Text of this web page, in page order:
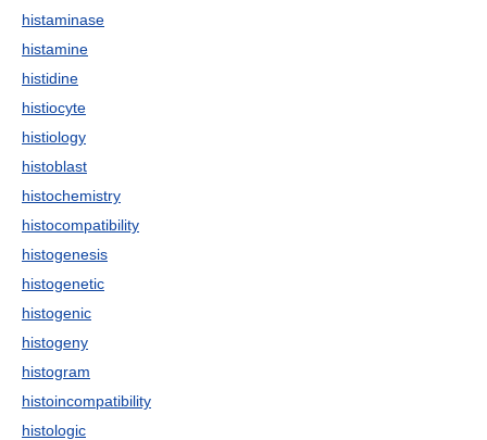
histaminase
histamine
histidine
histiocyte
histiology
histoblast
histochemistry
histocompatibility
histogenesis
histogenetic
histogenic
histogeny
histogram
histoincompatibility
histologic